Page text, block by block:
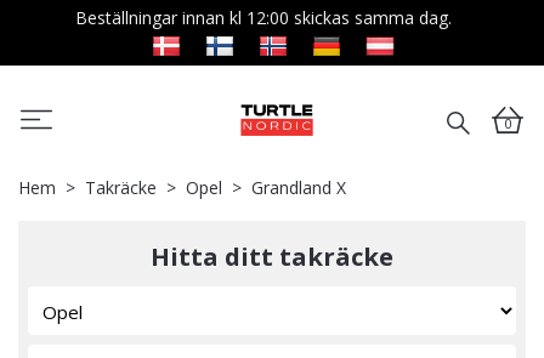
Beställningar innan kl 12:00 skickas samma dag.
0
Hem Takräcke Opel Grandland X
Hitta ditt takräcke